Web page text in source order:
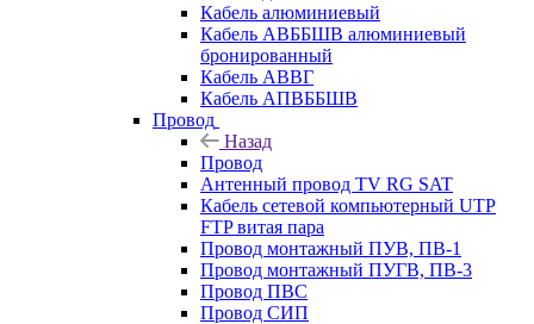
Кабель алюминиевый
Кабель АВББШВ алюминиевый
бронированный
Кабель АВВГ
Кабель АПВББШВ
Провод
Назад
Провод
Антенный провод TV RG SAT
Кабель сетевой компьютерный UTP
FTP витая пара
Провод монтажный ПУВ, ПВ-1
Провод монтажный ПУГВ, ПВ-3
Провод ПВС
Провод СИП